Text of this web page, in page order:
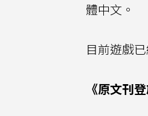
體中文。
目前遊戲
《原文刊